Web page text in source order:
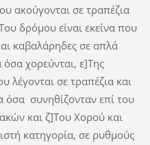
ακούγονται σε τραπέζια
δρόμου είναι εκείνα που
καβαλάρηδες σε απλά
όσα χορεύνται, ε]Της
λέγονται σε τραπέζια και
όσα συνηθίζονταν επί του
και ζ]Του Χορού και
κατηγορία, σε ρυθμούς